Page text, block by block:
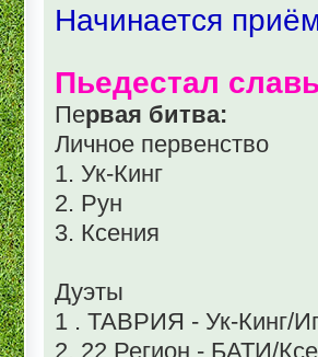
Начинается
Пьедестал
Первая битва:
Личное первенство
1. Ук-Кинг
2. Рун
3. Ксения
Дуэты
1 . ТАВРИЯ - Ук-Кинг/
2. 22 Регион - БАТИ/